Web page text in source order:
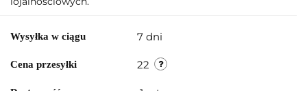
Wysyłka w ciągu 7 dni
Cena przesyłki 22